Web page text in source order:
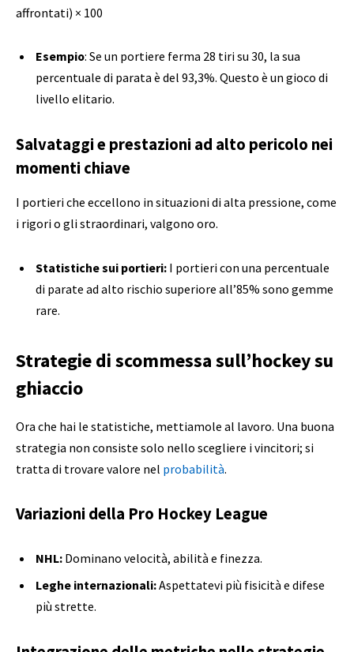
affrontati) × 100
Esempio: Se un portiere ferma 28 tiri su 30, la sua
percentuale di parata è del 93,3%. Questo è un gioco di
livello elitario.
Salvataggi e prestazioni ad alto pericolo nei
momenti chiave
I portieri che eccellono in situazioni di alta pressione, come
i rigori o gli straordinari, valgono oro.
Statistiche sui portieri: I portieri con una percentuale
di parate ad alto rischio superiore all’85% sono gemme
rare.
Strategie di scommessa sull’hockey su
ghiaccio
Ora che hai le statistiche, mettiamole al lavoro. Una buona
strategia non consiste solo nello scegliere i vincitori; si
tratta di trovare valore nel probabilità.
Variazioni della Pro Hockey League
NHL: Dominano velocità, abilità e finezza.
Leghe internazionali:Aspettatevi più fisicità e difese
più strette.